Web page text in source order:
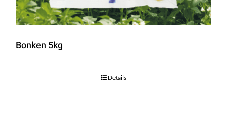
Bonken 5kg
Details